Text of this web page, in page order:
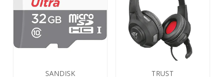
SANDISK TRUST